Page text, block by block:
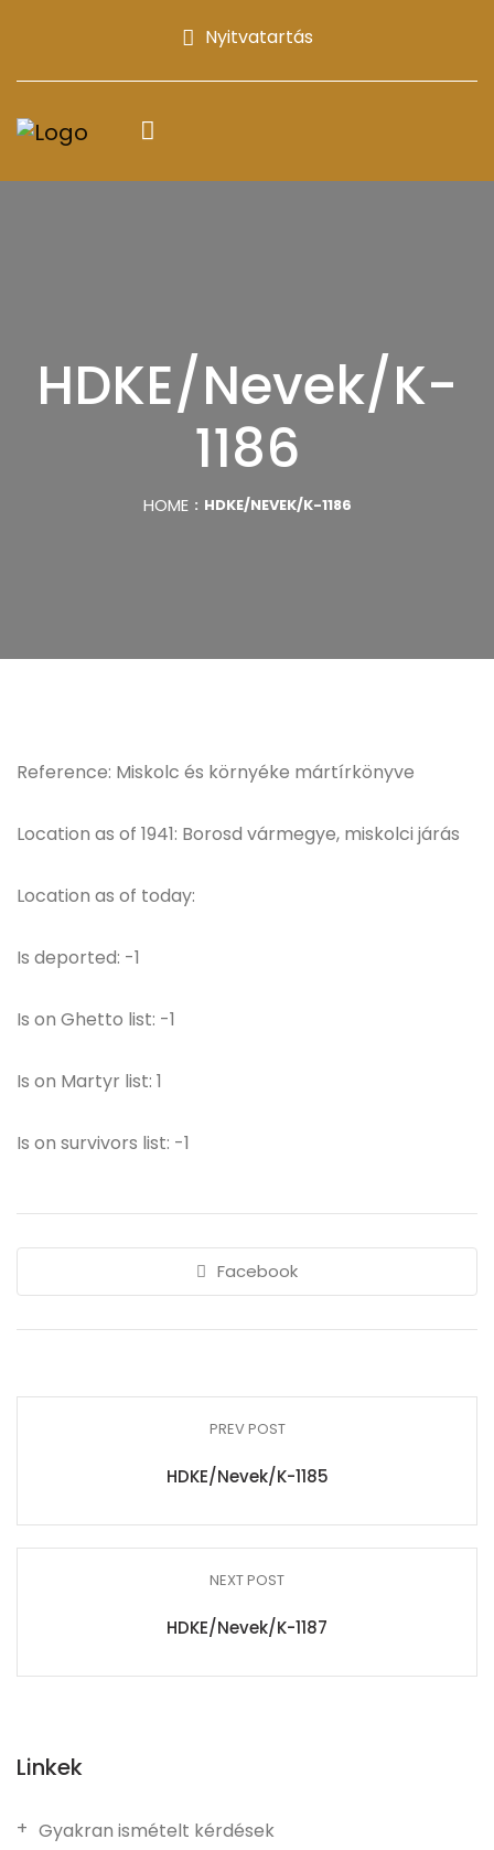
Nyitvatartás
HDKE/Nevek/K-
1186
HOME HDKE/NEVEK/K-1186
Reference: Miskolc és környéke mártírkönyve
Location as of 1941: Borosd vármegye, miskolci járás
Location as of today:
Is deported: -1
Is on Ghetto list: -1
Is on Martyr list: 1
Is on survivors list: -1
Facebook
PREV POST
HDKE/Nevek/K-1185
NEXT POST
HDKE/Nevek/K-1187
Linkek
Gyakran ismételt kérdések